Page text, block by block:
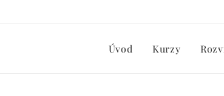
Úvod Kurzy